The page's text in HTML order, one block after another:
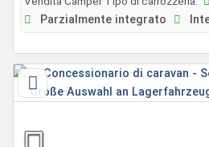
Parzialmente integrato